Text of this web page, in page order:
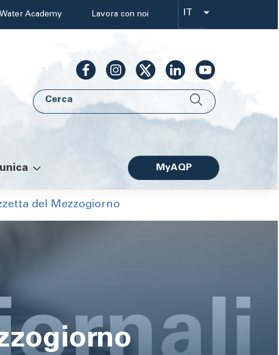
Academy Lavora con noi
language
Cerca
AQP
Facile
MyAQP
del Mezzogiorno